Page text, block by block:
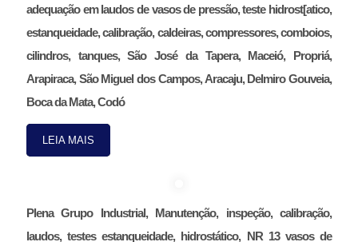
adequação em laudos de vasos de pressão, teste hidrost[atico,
estanqueidade, calibração, caldeiras, compressores, comboios,
cilindros, tanques, São José da Tapera, Maceió, Propriá,
Arapiraca, São Miguel dos Campos, Aracaju, Delmiro Gouveia,
Boca da Mata, Codó
LEIA MAIS
Plena Grupo Industrial, Manutenção, inspeção, calibração,
laudos, testes estanqueidade, hidrostático, NR 13 vasos de